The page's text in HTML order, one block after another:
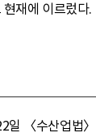
재에 이르렀다.
〈수산업법